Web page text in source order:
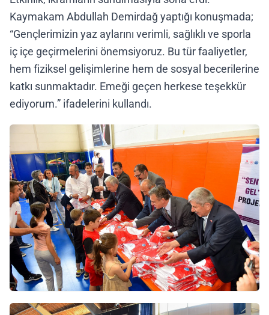
Kaymakam Abdullah Demirdağ yaptığı konuşmada;
“Gençlerimizin yaz aylarını verimli, sağlıklı ve sporla
iç içe geçirmelerini önemsiyoruz. Bu tür faaliyetler,
hem fiziksel gelişimlerine hem de sosyal becerilerine
katkı sunmaktadır. Emeği geçen herkese teşekkür
ediyorum.” ifadelerini kullandı.